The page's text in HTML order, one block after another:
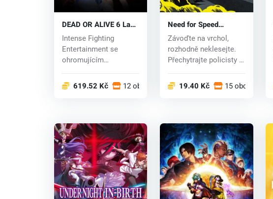
DEAD OR ALIVE 6 Last
Round (PC) key
Intense Fighting
Entertainment se
ohromujícím
oblíbenou 3D...
619.52 Kč 12 obchodech
Need for Speed
Unbound (PC) key
Závoďte na vrchol,
rozhodně neklesejte.
Přechytrajte policisty a
19.40 Kč 15 obchodech